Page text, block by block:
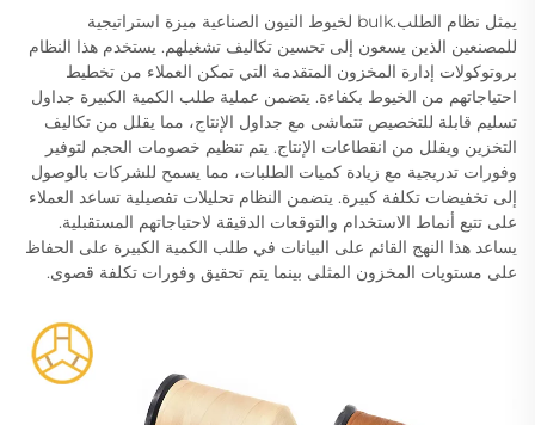
يمثل نظام الطلب.bulk لخيوط النيون الصناعية ميزة استراتيجية
للمصنعين الذين يسعون إلى تحسين تكاليف تشغيلهم. يستخدم هذا النظام
بروتوكولات إدارة المخزون المتقدمة التي تمكن العملاء من تخطيط
احتياجاتهم من الخيوط بكفاءة. يتضمن عملية طلب الكمية الكبيرة جداول
تسليم قابلة للتخصيص تتماشى مع جداول الإنتاج، مما يقلل من تكاليف
التخزين ويقلل من انقطاعات الإنتاج. يتم تنظيم خصومات الحجم لتوفير
وفورات تدريجية مع زيادة كميات الطلبات، مما يسمح للشركات بالوصول
إلى تخفيضات تكلفة كبيرة. يتضمن النظام تحليلات تفصيلية تساعد العملاء
على تتبع أنماط الاستخدام والتوقعات الدقيقة لاحتياجاتهم المستقبلية.
يساعد هذا النهج القائم على البيانات في طلب الكمية الكبيرة على الحفاظ
على مستويات المخزون المثلى بينما يتم تحقيق وفورات تكلفة قصوى.